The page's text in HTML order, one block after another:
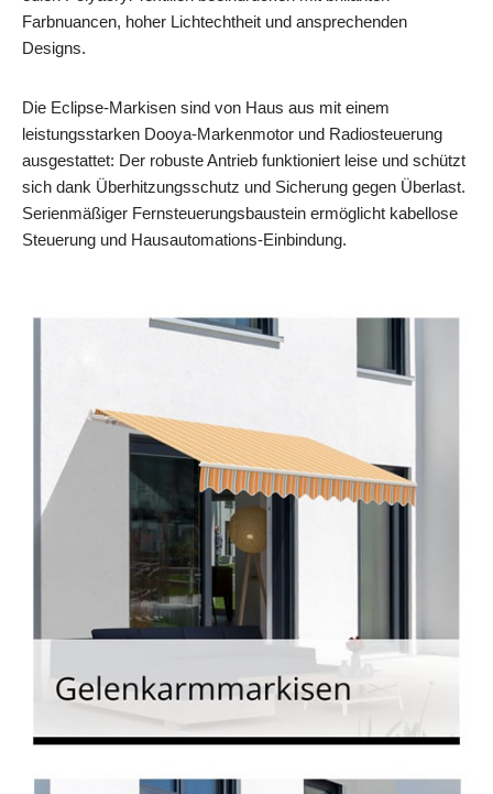
Farbnuancen, hoher Lichtechtheit und ansprechenden
Designs.
Die Eclipse-Markisen sind von Haus aus mit einem
leistungsstarken Dooya-Markenmotor und Radiosteuerung
ausgestattet: Der robuste Antrieb funktioniert leise und schützt
sich dank Überhitzungsschutz und Sicherung gegen Überlast.
Serienmäßiger Fernsteuerungsbaustein ermöglicht kabellose
Steuerung und Hausautomations-Einbindung.